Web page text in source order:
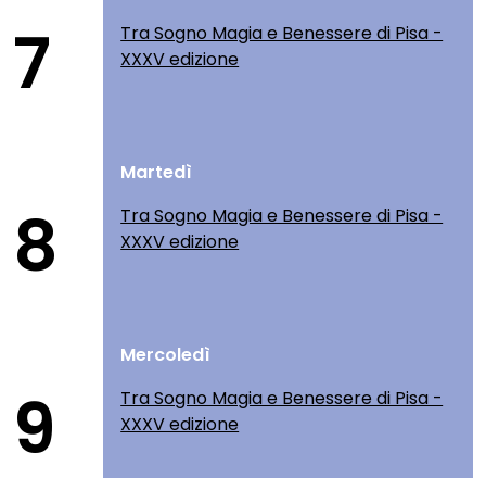
7
Tra Sogno Magia e Benessere di Pisa -
XXXV edizione
8
Martedì
Tra Sogno Magia e Benessere di Pisa -
XXXV edizione
9
Mercoledì
Tra Sogno Magia e Benessere di Pisa -
XXXV edizione